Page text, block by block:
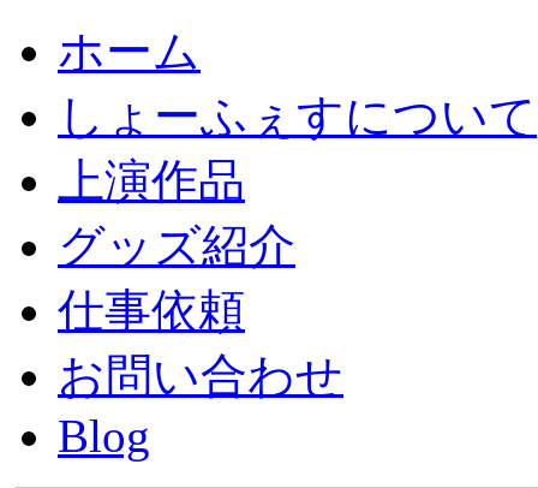
ホーム
しょーふぇすについて
上演作品
グッズ紹介
仕事依頼
お問い合わせ
Blog